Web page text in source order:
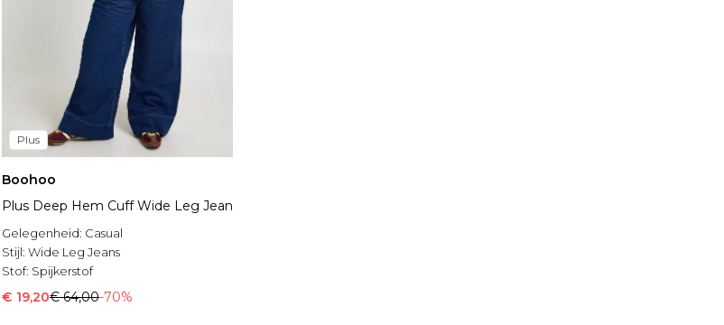
Plus
Boohoo
Plus Deep Hem Cuff Wide Leg Jean
Gelegenheid: Casual
Stijl: Wide Leg Jeans
Stof: Spijkerstof
€ 19,20€ 64,00-70%